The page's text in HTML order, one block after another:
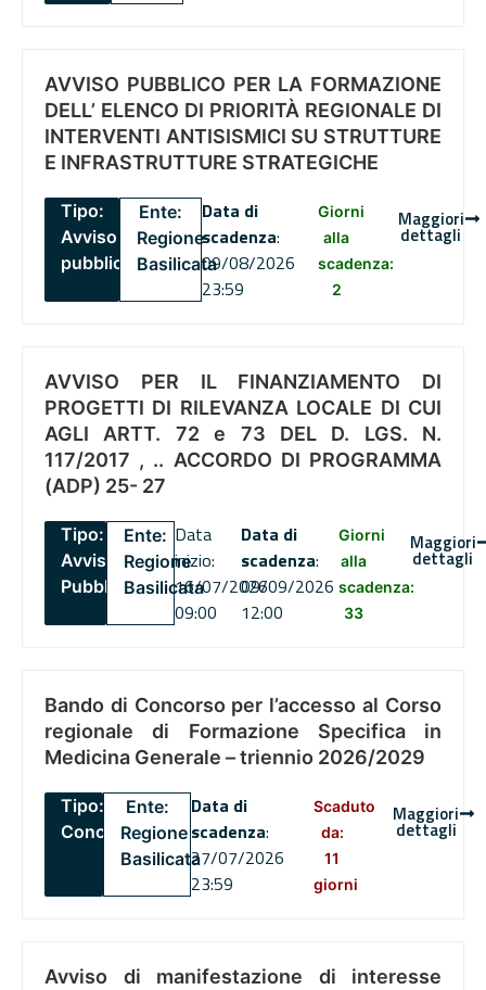
AVVISO PUBBLICO PER LA FORMAZIONE
DELL’ ELENCO DI PRIORITÀ REGIONALE DI
INTERVENTI ANTISISMICI SU STRUTTURE
E INFRASTRUTTURE STRATEGICHE
Tipo:
Avviso
pubblico
Ente:
Regione
Basilicata
Data di
scadenza:
09/08/2026
23:59
Giorni
alla
scadenza:
2
Maggiori
dettagli
AVVISO PER IL FINANZIAMENTO DI
PROGETTI DI RILEVANZA LOCALE DI CUI
AGLI ARTT. 72 e 73 DEL D. LGS. N.
117/2017 , .. ACCORDO DI PROGRAMMA
(ADP) 25- 27
Tipo:
Avviso
Pubblico
Ente:
Regione
Basilicata
Data
inizio:
16/07/2026
09:00
Data di
scadenza:
09/09/2026
12:00
Giorni
alla
scadenza:
33
Maggiori
dettagli
Bando di Concorso per l’accesso al Corso
regionale di Formazione Specifica in
Medicina Generale – triennio 2026/2029
Tipo:
Concorsi
Ente:
Regione
Basilicata
Data di
scadenza:
27/07/2026
23:59
Scaduto
da:
11
giorni
Maggiori
dettagli
Avviso di manifestazione di interesse